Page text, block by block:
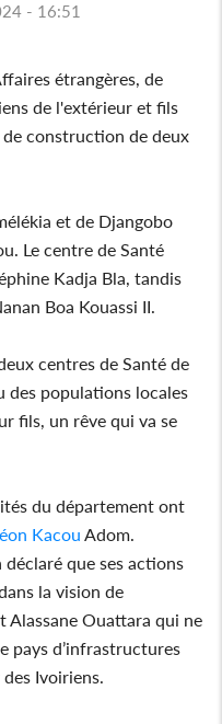
- 16:51
étrangères, de
de l'extérieur et fils
construction de deux
et de Djangobo
Le centre de Santé
Kadja Bla, tandis
Boa Kouassi II.
centres de Santé de
populations locales
fils, un rêve qui va se
du département ont
Kacou Adom.
que ses actions
la vision de
Alassane Ouattara qui ne
pays d’infrastructures
Ivoiriens.